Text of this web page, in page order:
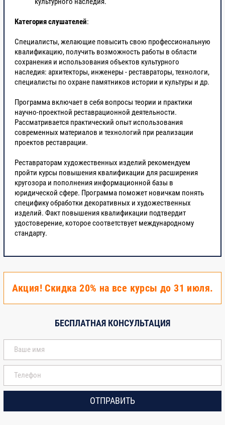
Категория слушателей:
Специалисты, желающие повысить свою профессиональную
квалификацию, получить возможность работы в области
сохранения и использования объектов культурного
наследия: архитекторы, инженеры - реставраторы, технологи,
специалисты по охране памятников истории и культуры и др.
Программа включает в себя вопросы теории и практики
научно-проектной реставрационной деятельности.
Рассматривается практический опыт использования
современных материалов и технологий при реализации
проектов реставрации.
Реставраторам художественных изделий рекомендуем
пройти курсы повышения квалификации для расширения
кругозора и пополнения информационной базы в
юридической сфере. Программа поможет новичкам понять
специфику обработки декоративных и художественных
изделий. Факт повышения квалификации подтвердит
удостоверение, которое соответствует международному
стандарту.
Акция! Скидка 20% на все курсы до 31 июля.
БЕСПЛАТНАЯ КОНСУЛЬТАЦИЯ
ОТПРАВИТЬ